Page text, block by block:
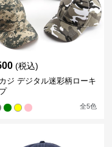
(税込)
ジ デジタル迷彩柄ローキ
全5色